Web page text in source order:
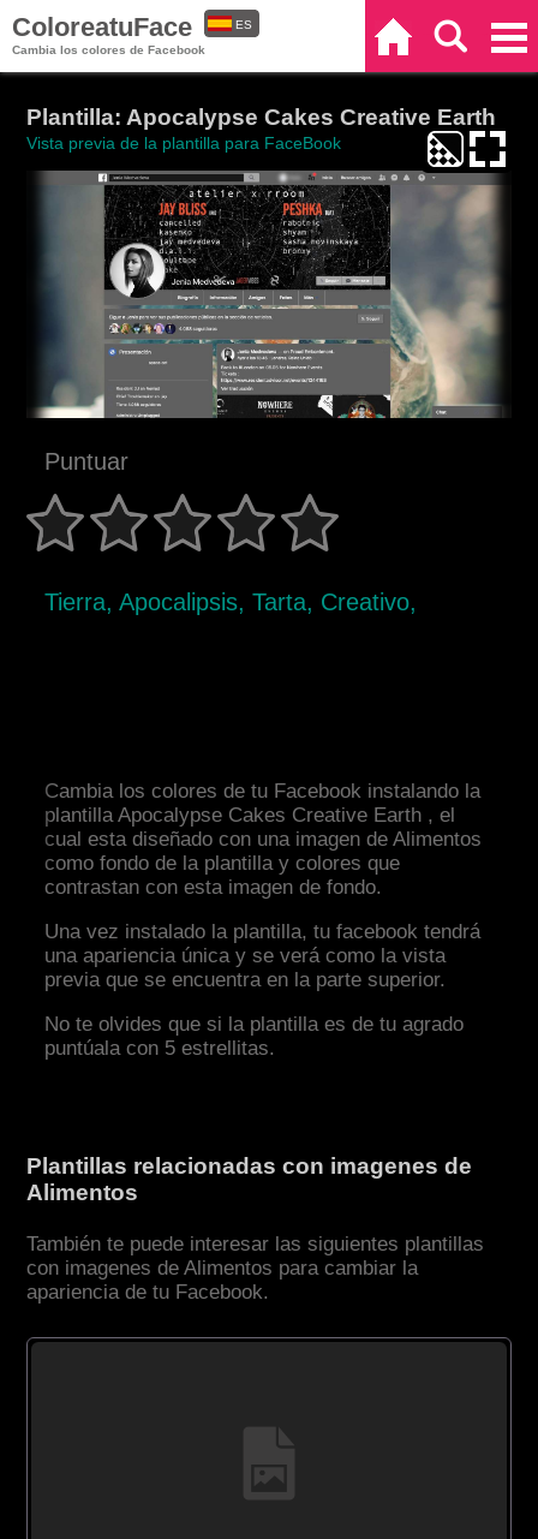
ColoreatuFace
Cambia los colores de Facebook
ES
Plantilla: Apocalypse Cakes Creative Earth
Vista previa de la plantilla para FaceBook
Puntuar
Tierra, Apocalipsis, Tarta, Creativo,
Cambia los colores de tu Facebook instalando la
plantilla Apocalypse Cakes Creative Earth , el
cual esta diseñado con una imagen de Alimentos
como fondo de la plantilla y colores que
contrastan con esta imagen de fondo.
Una vez instalado la plantilla, tu facebook tendrá
una apariencia única y se verá como la vista
previa que se encuentra en la parte superior.
No te olvides que si la plantilla es de tu agrado
puntúala con 5 estrellitas.
Plantillas relacionadas con imagenes de
Alimentos
También te puede interesar las siguientes plantillas
con imagenes de Alimentos para cambiar la
apariencia de tu Facebook.